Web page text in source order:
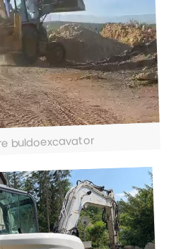
buldoexcavator